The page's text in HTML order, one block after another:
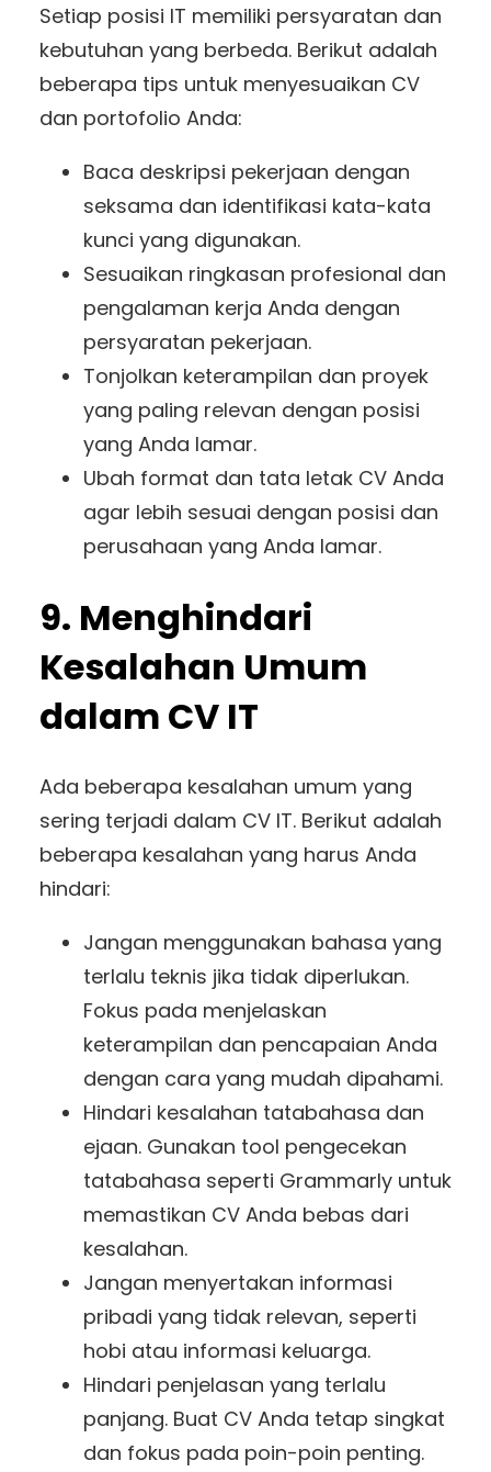
Setiap posisi IT memiliki persyaratan dan
kebutuhan yang berbeda. Berikut adalah
beberapa tips untuk menyesuaikan CV
dan portofolio Anda:
Baca deskripsi pekerjaan dengan
seksama dan identifikasi kata-kata
kunci yang digunakan.
Sesuaikan ringkasan profesional dan
pengalaman kerja Anda dengan
persyaratan pekerjaan.
Tonjolkan keterampilan dan proyek
yang paling relevan dengan posisi
yang Anda lamar.
Ubah format dan tata letak CV Anda
agar lebih sesuai dengan posisi dan
perusahaan yang Anda lamar.
9. Menghindari
Kesalahan Umum
dalam CV IT
Ada beberapa kesalahan umum yang
sering terjadi dalam CV IT. Berikut adalah
beberapa kesalahan yang harus Anda
hindari:
Jangan menggunakan bahasa yang
terlalu teknis jika tidak diperlukan.
Fokus pada menjelaskan
keterampilan dan pencapaian Anda
dengan cara yang mudah dipahami.
Hindari kesalahan tatabahasa dan
ejaan. Gunakan tool pengecekan
tatabahasa seperti Grammarly untuk
memastikan CV Anda bebas dari
kesalahan.
Jangan menyertakan informasi
pribadi yang tidak relevan, seperti
hobi atau informasi keluarga.
Hindari penjelasan yang terlalu
panjang. Buat CV Anda tetap singkat
dan fokus pada poin-poin penting.